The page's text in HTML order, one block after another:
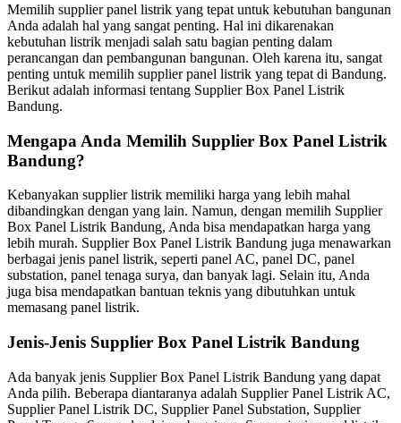
Memilih supplier panel listrik yang tepat untuk kebutuhan bangunan
Anda adalah hal yang sangat penting. Hal ini dikarenakan
kebutuhan listrik menjadi salah satu bagian penting dalam
perancangan dan pembangunan bangunan. Oleh karena itu, sangat
penting untuk memilih supplier panel listrik yang tepat di Bandung.
Berikut adalah informasi tentang Supplier Box Panel Listrik
Bandung.
Mengapa Anda Memilih Supplier Box Panel Listrik
Bandung?
Kebanyakan supplier listrik memiliki harga yang lebih mahal
dibandingkan dengan yang lain. Namun, dengan memilih Supplier
Box Panel Listrik Bandung, Anda bisa mendapatkan harga yang
lebih murah. Supplier Box Panel Listrik Bandung juga menawarkan
berbagai jenis panel listrik, seperti panel AC, panel DC, panel
substation, panel tenaga surya, dan banyak lagi. Selain itu, Anda
juga bisa mendapatkan bantuan teknis yang dibutuhkan untuk
memasang panel listrik.
Jenis-Jenis Supplier Box Panel Listrik Bandung
Ada banyak jenis Supplier Box Panel Listrik Bandung yang dapat
Anda pilih. Beberapa diantaranya adalah Supplier Panel Listrik AC,
Supplier Panel Listrik DC, Supplier Panel Substation, Supplier